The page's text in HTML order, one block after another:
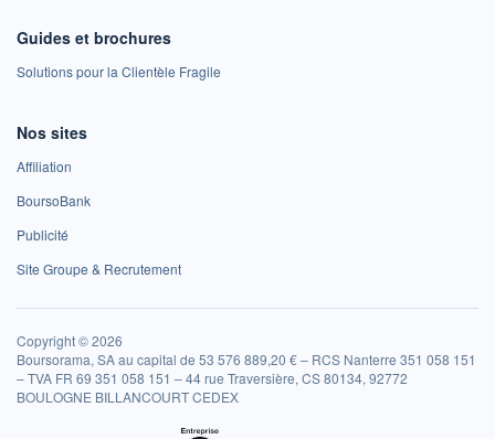
Guides et brochures
Solutions pour la Clientèle Fragile
Nos sites
Affiliation
BoursoBank
Publicité
Site Groupe & Recrutement
Copyright © 2026
Boursorama, SA au capital de 53 576 889,20 € – RCS Nanterre 351 058 151
– TVA FR 69 351 058 151 – 44 rue Traversière, CS 80134, 92772
BOULOGNE BILLANCOURT CEDEX